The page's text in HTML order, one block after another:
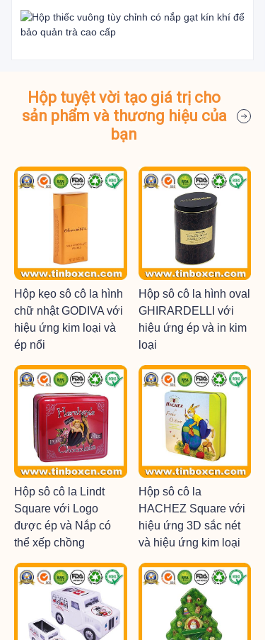
Hộp tuyệt vời tạo giá trị cho
sản phẩm và thương hiệu của
bạn
Hộp kẹo sô cô la hình
chữ nhật GODIVA với
hiệu ứng kim loại và
ép nổi
Hộp sô cô la hình oval
GHIRARDELLI với
hiệu ứng ép và in kim
loại
Hộp sô cô la Lindt
Square với Logo
được ép và Nắp có
thể xếp chồng
Hộp sô cô la
HACHEZ Square với
hiệu ứng 3D sắc nét
và hiệu ứng kim loại